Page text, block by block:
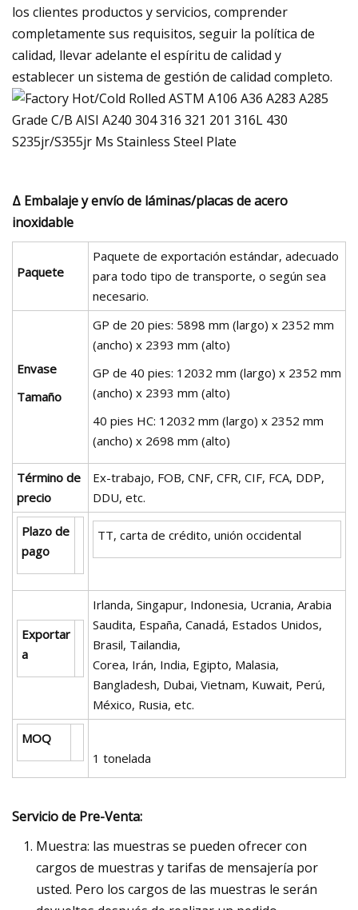
los clientes productos y servicios, comprender
completamente sus requisitos, seguir la política de
calidad, llevar adelante el espíritu de calidad y
establecer un sistema de gestión de calidad completo.
Δ Embalaje y envío de láminas/placas de acero
inoxidable
Paquete
Paquete de exportación estándar, adecuado
para todo tipo de transporte, o según sea
necesario.
Envase
Tamaño
GP de 20 pies: 5898 mm (largo) x 2352 mm
(ancho) x 2393 mm (alto)
GP de 40 pies: 12032 mm (largo) x 2352 mm
(ancho) x 2393 mm (alto)
40 pies HC: 12032 mm (largo) x 2352 mm
(ancho) x 2698 mm (alto)
Término de
precio
Ex-trabajo, FOB, CNF, CFR, CIF, FCA, DDP,
DDU, etc.
Plazo de
pago
TT, carta de crédito, unión occidental
Exportar
a
Irlanda, Singapur, Indonesia, Ucrania, Arabia
Saudita, España, Canadá, Estados Unidos,
Brasil, Tailandia,
Corea, Irán, India, Egipto, Malasia,
Bangladesh, Dubai, Vietnam, Kuwait, Perú,
México, Rusia, etc.
MOQ
1 tonelada
Servicio de Pre-Venta:
Muestra: las muestras se pueden ofrecer con
cargos de muestras y tarifas de mensajería por
usted. Pero los cargos de las muestras le serán